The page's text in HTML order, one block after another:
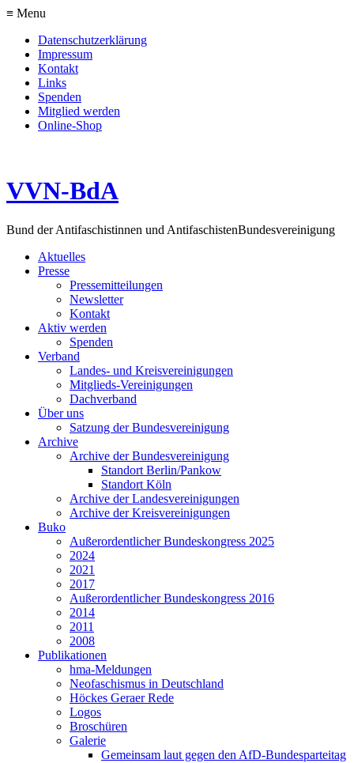
≡ Menu
Datenschutzerklärung
Impressum
Kontakt
Links
Spenden
Mitglied werden
Online-Shop
VVN-BdA
Bund der Antifaschistinnen und AntifaschistenBundesvereinigung
Aktuelles
Presse
Pressemitteilungen
Newsletter
Kontakt
Aktiv werden
Spenden
Verband
Landes- und Kreisvereinigungen
Mitglieds-Vereinigungen
Dachverband
Über uns
Satzung der Bundesvereinigung
Archive
Archive der Bundesvereinigung
Standort Berlin/Pankow
Standort Köln
Archive der Landesvereinigungen
Archive der Kreisvereinigungen
Buko
Außerordentlicher Bundeskongress 2025
2024
2021
2017
Außerordentlicher Bundeskongress 2016
2014
2011
2008
Publikationen
hma-Meldungen
Neofaschismus in Deutschland
Höckes Geraer Rede
Logos
Broschüren
Galerie
Gemeinsam laut gegen den AfD-Bundesparteitag